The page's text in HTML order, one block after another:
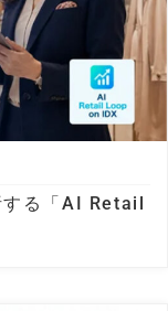
する「AI Retail